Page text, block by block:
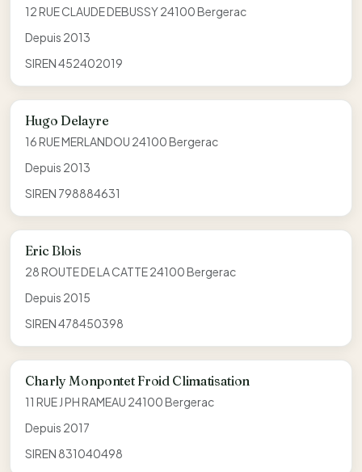
12 RUE CLAUDE DEBUSSY 24100 Bergerac
Depuis 2013
SIREN 452402019
Hugo Delayre
16 RUE MERLANDOU 24100 Bergerac
Depuis 2013
SIREN 798884631
Eric Blois
28 ROUTE DE LA CATTE 24100 Bergerac
Depuis 2015
SIREN 478450398
Charly Monpontet Froid Climatisation
11 RUE J PH RAMEAU 24100 Bergerac
Depuis 2017
SIREN 831040498